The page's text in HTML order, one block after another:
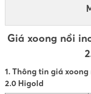
Giá xoong nồi
1. Thông tin giá
2.0 Higold